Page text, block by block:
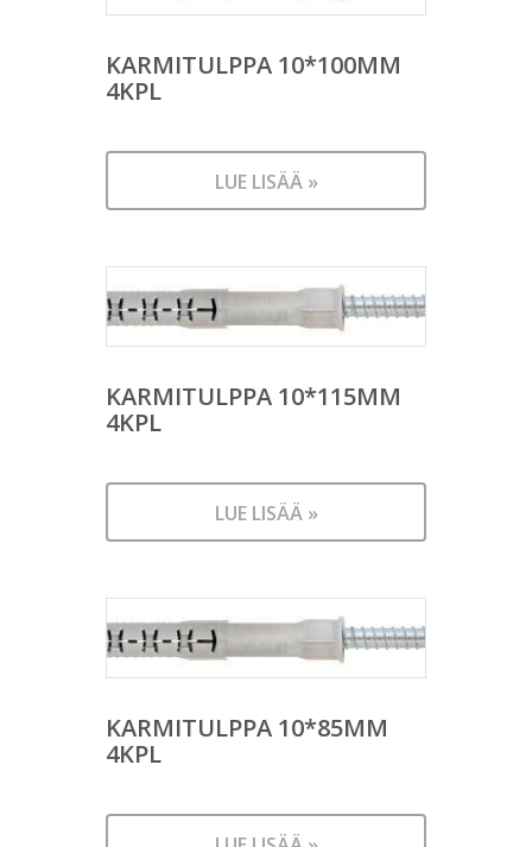
KARMITULPPA 10*100MM
4KPL
LUE LISÄÄ »
KARMITULPPA 10*115MM
4KPL
LUE LISÄÄ »
KARMITULPPA 10*85MM
4KPL